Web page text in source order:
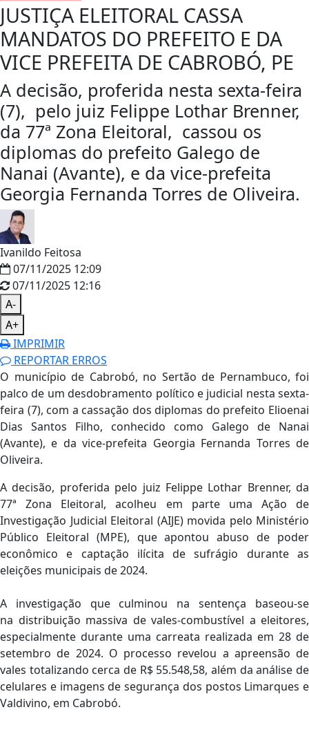
JUSTIÇA ELEITORAL CASSA
MANDATOS DO PREFEITO E DA
VICE PREFEITA DE CABROBÓ, PE
A decisão, proferida nesta sexta-feira
(7), pelo juiz Felippe Lothar Brenner,
da 77ª Zona Eleitoral, cassou os
diplomas do prefeito Galego de
Nanai (Avante), e da vice-prefeita
Georgia Fernanda Torres de Oliveira.
Ivanildo Feitosa
07/11/2025 12:09
07/11/2025 12:16
A-
A+
IMPRIMIR
REPORTAR ERROS
O município de Cabrobó, no Sertão de Pernambuco, foi
palco de um desdobramento político e judicial nesta sexta-
feira (7), com a cassação dos diplomas do prefeito Elioenai
Dias Santos Filho, conhecido como Galego de Nanai
(Avante), e da vice-prefeita Georgia Fernanda Torres de
Oliveira.
A decisão, proferida pelo juiz Felippe Lothar Brenner, da
77ª Zona Eleitoral, acolheu em parte uma Ação de
Investigação Judicial Eleitoral (AIJE) movida pelo Ministério
Público Eleitoral (MPE), que apontou abuso de poder
econômico e captação ilícita de sufrágio durante as
eleições municipais de 2024.
A investigação que culminou na sentença baseou-se
na distribuição massiva de vales-combustível a eleitores,
especialmente durante uma carreata realizada em 28 de
setembro de 2024. O processo revelou a apreensão de
vales totalizando cerca de R$ 55.548,58, além da análise de
celulares e imagens de segurança dos postos Limarques e
Valdivino, em Cabrobó.